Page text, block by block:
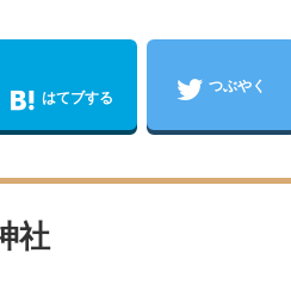
はてブする
つぶやく
社